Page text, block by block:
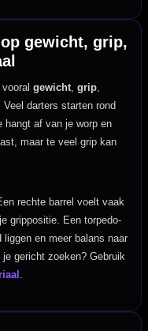
gewicht, grip,
vooralgewicht,grip,
Veel darters starten rond
hangt af van je worp en
maar te veel grip kan
rechte barrel voelt vaak
grippositie. Een torpedo-
en meer balans naar
gericht zoeken? Gebruik
.